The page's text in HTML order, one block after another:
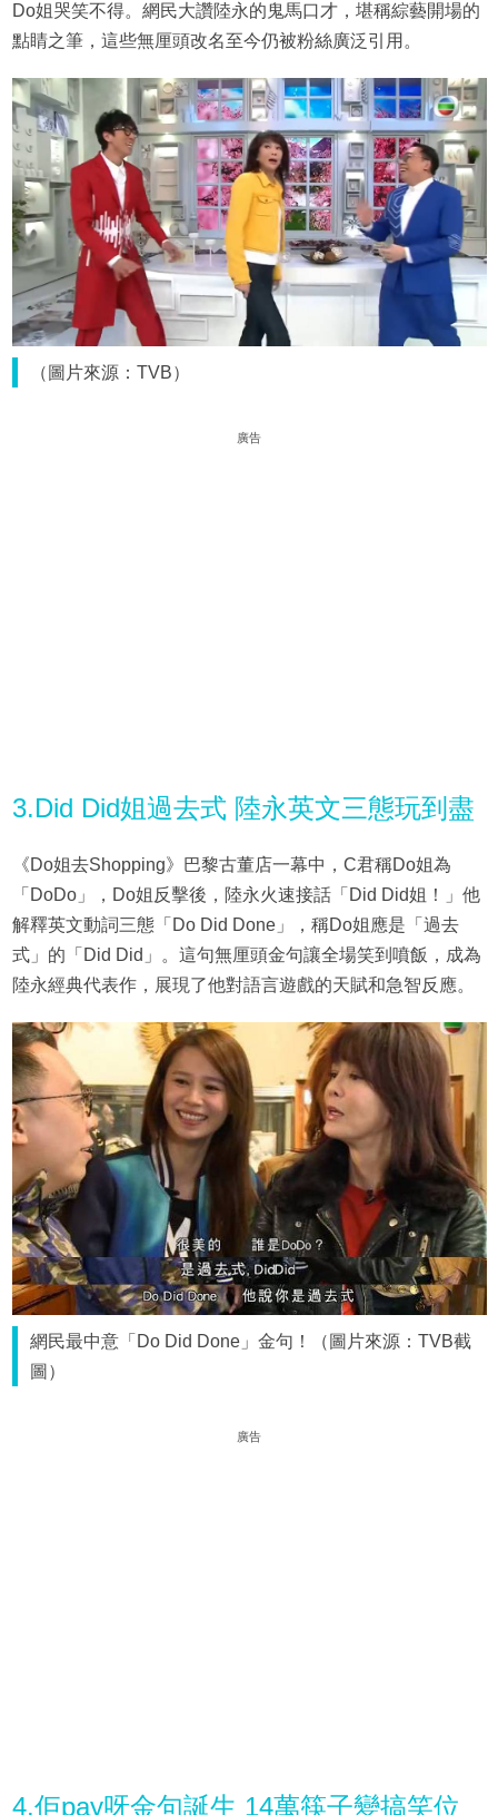
Do姐哭笑不得。網民大讚陸永的鬼馬口才，堪稱綜藝開場的
點睛之筆，這些無厘頭改名至今仍被粉絲廣泛引用。
（圖片來源：TVB）
廣告
3.Did Did姐過去式 陸永英文三態玩到盡
《Do姐去Shopping》巴黎古董店一幕中，C君稱Do姐為
「DoDo」，Do姐反擊後，陸永火速接話「Did Did姐！」他
解釋英文動詞三態「Do Did Done」，稱Do姐應是「過去
式」的「Did Did」。這句無厘頭金句讓全場笑到噴飯，成為
陸永經典代表作，展現了他對語言遊戲的天賦和急智反應。
網民最中意「Do Did Done」金句！（圖片來源：TVB截
圖）
廣告
4.佢pay呀金句誕生 14萬筷子變搞笑位